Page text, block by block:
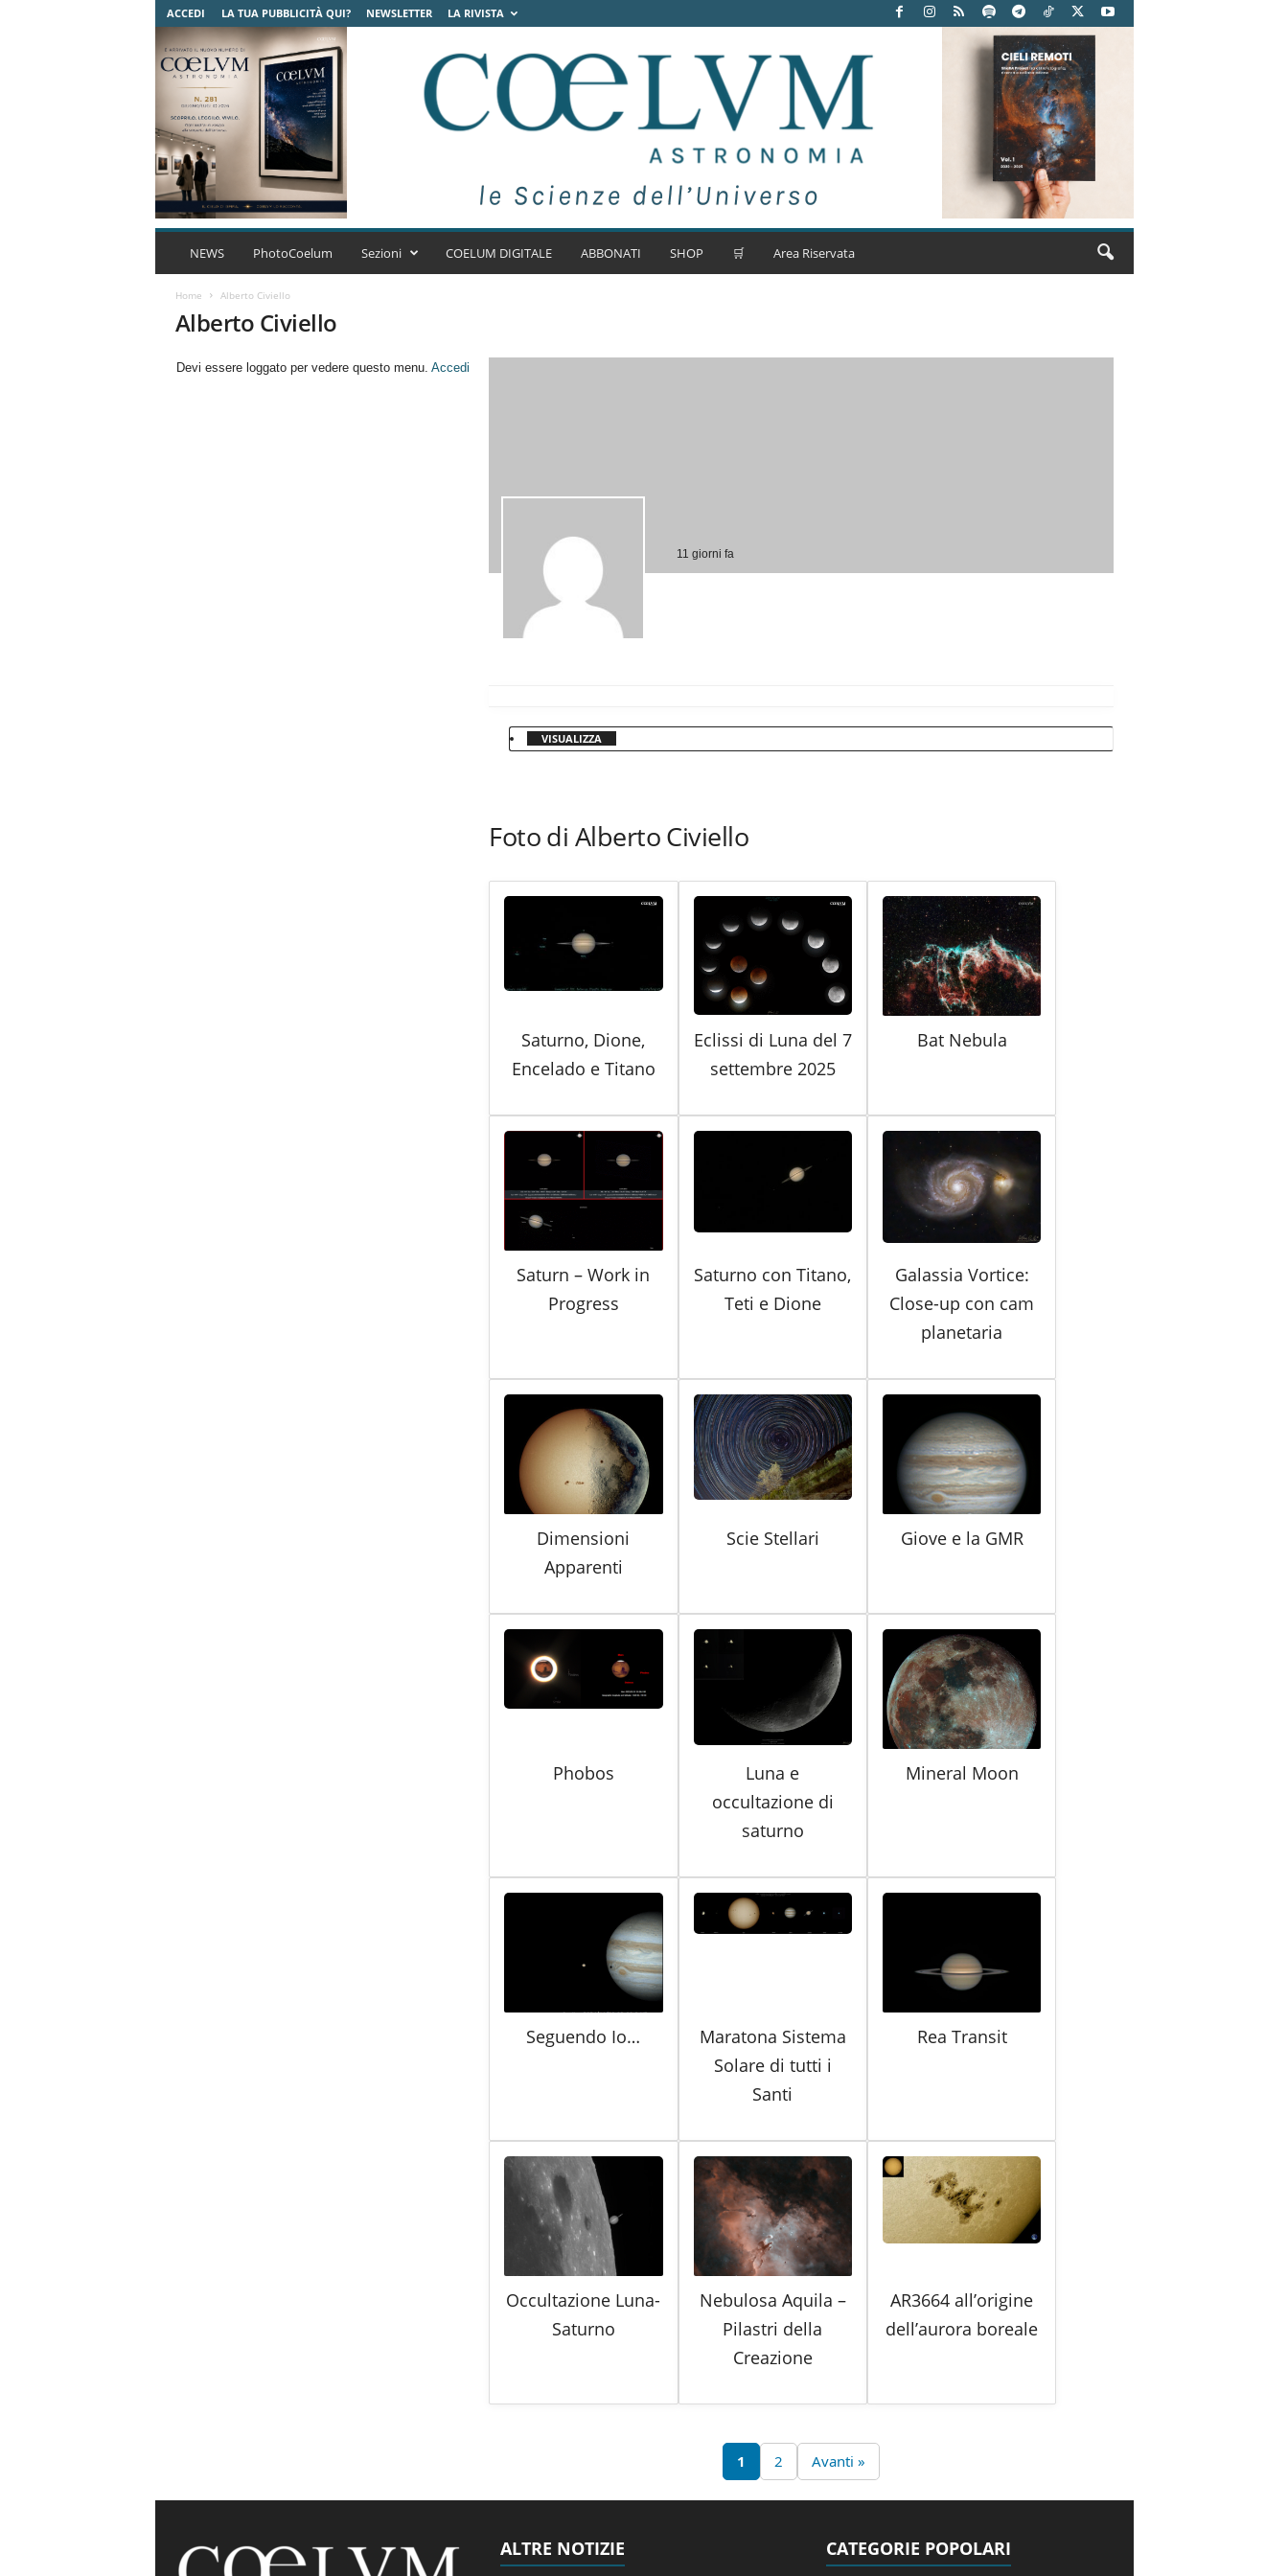
ACCEDI LA TUA PUBBLICITÀ QUI? NEWSLETTER LA RIVISTA
C
s
NEWS PhotoCoelum Sezioni COELUM DIGITALE ABBONATI SHOP 🛒 Area Riservata
Home Alberto Civiello
Alberto Civiello
Devi essere loggato per vedere questo menu. Accedi
11 giorni fa
VISUALIZZA
Foto di Alberto Civiello
Saturno, Dione,
Encelado e Titano
Eclissi di Luna del 7
settembre 2025
Bat Nebula
Saturn – Work in
Progress
Saturno con Titano,
Teti e Dione
Galassia Vortice:
Close-up con cam
planetaria
Dimensioni
Apparenti
Scie Stellari Giove e la GMR
Phobos
Luna e
occultazione di
saturno
Mineral Moon
Seguendo Io…
Maratona Sistema
Solare di tutti i
Santi
Rea Transit
Occultazione Luna-
Saturno
Nebulosa Aquila –
Pilastri della
Creazione
AR3664 all’origine
dell’aurora boreale
1 2 Avanti »
ALTRE NOTIZIE CATEGORIE POPOLARI